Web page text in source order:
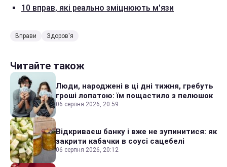
10 вправ, які реально зміцнюють м'язи
Вправи Здоров'я
Читайте також
Люди, народжені в ці дні тижня, гребуть
гроші лопатою: їм пощастило з пелюшок
06 серпня 2026, 20:59
Відкриваєш банку і вже не зупинитися: як
закрити кабачки в соусі сацебелі
06 серпня 2026, 20:12